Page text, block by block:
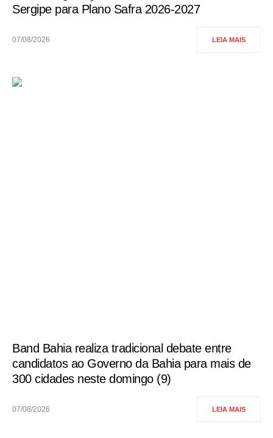
Sergipe para Plano Safra 2026-2027
07/08/2026 LEIA MAIS
Band Bahia realiza tradicional debate entre
candidatos ao Governo da Bahia para mais de
300 cidades neste domingo (9)
07/08/2026 LEIA MAIS